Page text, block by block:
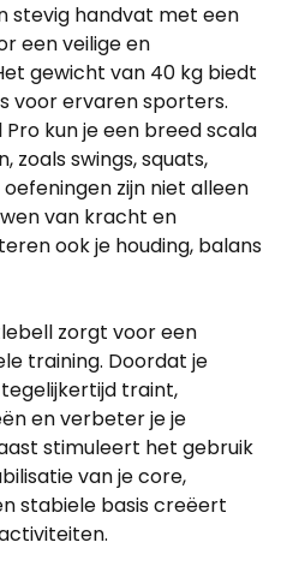
stevig handvat met een
een veilige en
gewicht van 40 kg biedt
voor ervaren sporters.
kun je een breed scala
zoals swings, squats,
zijn niet alleen
van kracht en
ook je houding, balans
zorgt voor een
training. Doordat je
traint,
en verbeter je je
stimuleert het gebruik
van je core,
stabiele basis creëert